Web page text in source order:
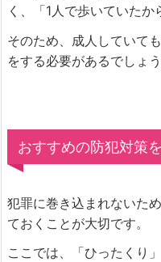
く、「1人で歩いていたか
そのため、成人していて
をする必要があるでしょう
おすすめの防犯対策
犯罪に巻き込まれないた
ておくことが大切です。
ここでは、「ひったくり